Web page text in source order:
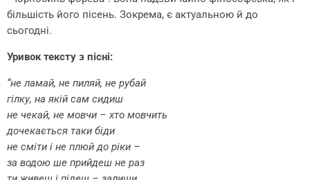
більшість його пісень. Зокрема, є актуальною й до
сьогодні.
Уривок тексту з пісні:
“не ламай, не пиляй, не рубай
гілку, на якій сам сидиш
не чекай, не мовчи – хто мовчить
дочекається таки біди
не сміти і не плюй до ріки –
за водою ше прийдеш не раз